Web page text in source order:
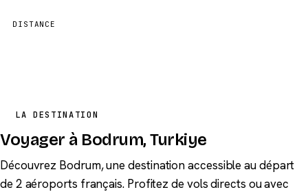
DISTANCE
LA DESTINATION
Voyager à Bodrum, Turkiye
Découvrez Bodrum, une destination accessible au départ
de 2 aéroports français. Profitez de vols directs ou avec